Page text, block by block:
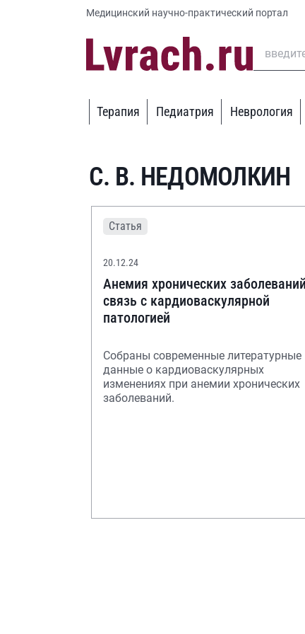
Медицинский научно-практический портал
Терапия Педиатрия Неврология
С. В. НЕДОМОЛКИН
Статья
20.12.24
Анемия хронических
связь с кардиоваскулярной
патологией
Собраны современные литературные
данные о кардиоваскулярных
изменениях при анемии хронических
заболеваний.